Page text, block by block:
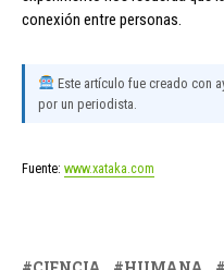
conexión entre personas.
Este artículo fue creado con
por un periodista.
Fuente: www.xataka.com